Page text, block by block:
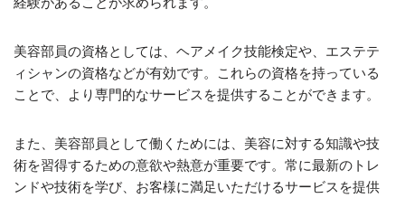
美容部員の資格としては、ヘアメイク技能検定や、エステテ
ィシャンの資格などが有効です。これらの資格を持っている
ことで、より専門的なサービスを提供することができます。
また、美容部員として働くためには、美容に対する知識や技
術を習得するための意欲や熱意が重要です。常に最新のトレ
ンドや技術を学び、お客様に満足いただけるサービスを提供